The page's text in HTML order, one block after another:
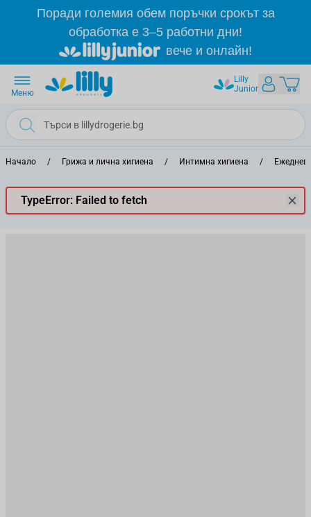
Прескачане към съдържанието
Поради големия обем поръчки срокът за
обработка е 3–5 работни дни!
вече и онлайн!
Lilly
Junior
Меню
Начало / Грижа и лична хигиена / Интимна хигиена /
TypeError: Failed to fetch